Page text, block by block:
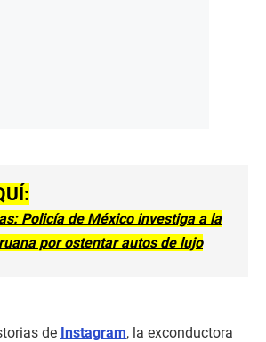
Policía de México investiga a la
por ostentar autos de lujo
de Instagram, la exconductora